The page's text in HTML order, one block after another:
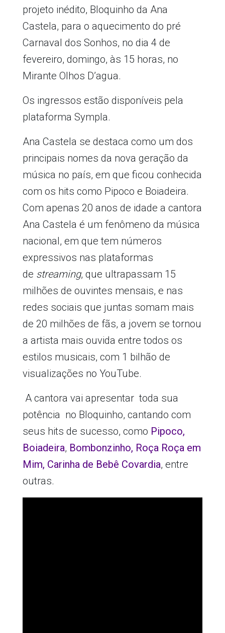
projeto inédito, Bloquinho da Ana
Castela, para o aquecimento do pré
Carnaval dos Sonhos, no dia 4 de
fevereiro, domingo, às 15 horas, no
Mirante Olhos D’agua.
Os ingressos estão disponíveis pela
plataforma Sympla.
Ana Castela se destaca como um dos
principais nomes da nova geração da
música no país, em que ficou conhecida
com os hits como Pipoco e Boiadeira.
Com apenas 20 anos de idade a cantora
Ana Castela é um fenômeno da música
nacional, em que tem números
expressivos nas plataformas
de streaming, que ultrapassam 15
milhões de ouvintes mensais, e nas
redes sociais que juntas somam mais
de 20 milhões de fãs, a jovem se tornou
a artista mais ouvida entre todos os
estilos musicais, com 1 bilhão de
visualizações no YouTube.
A cantora vai apresentar toda sua
potência no Bloquinho, cantando com
seus hits de sucesso, como Pipoco,
Boiadeira, Bombonzinho, Roça Roça em
Mim, Carinha de Bebê Covardia, entre
outras.